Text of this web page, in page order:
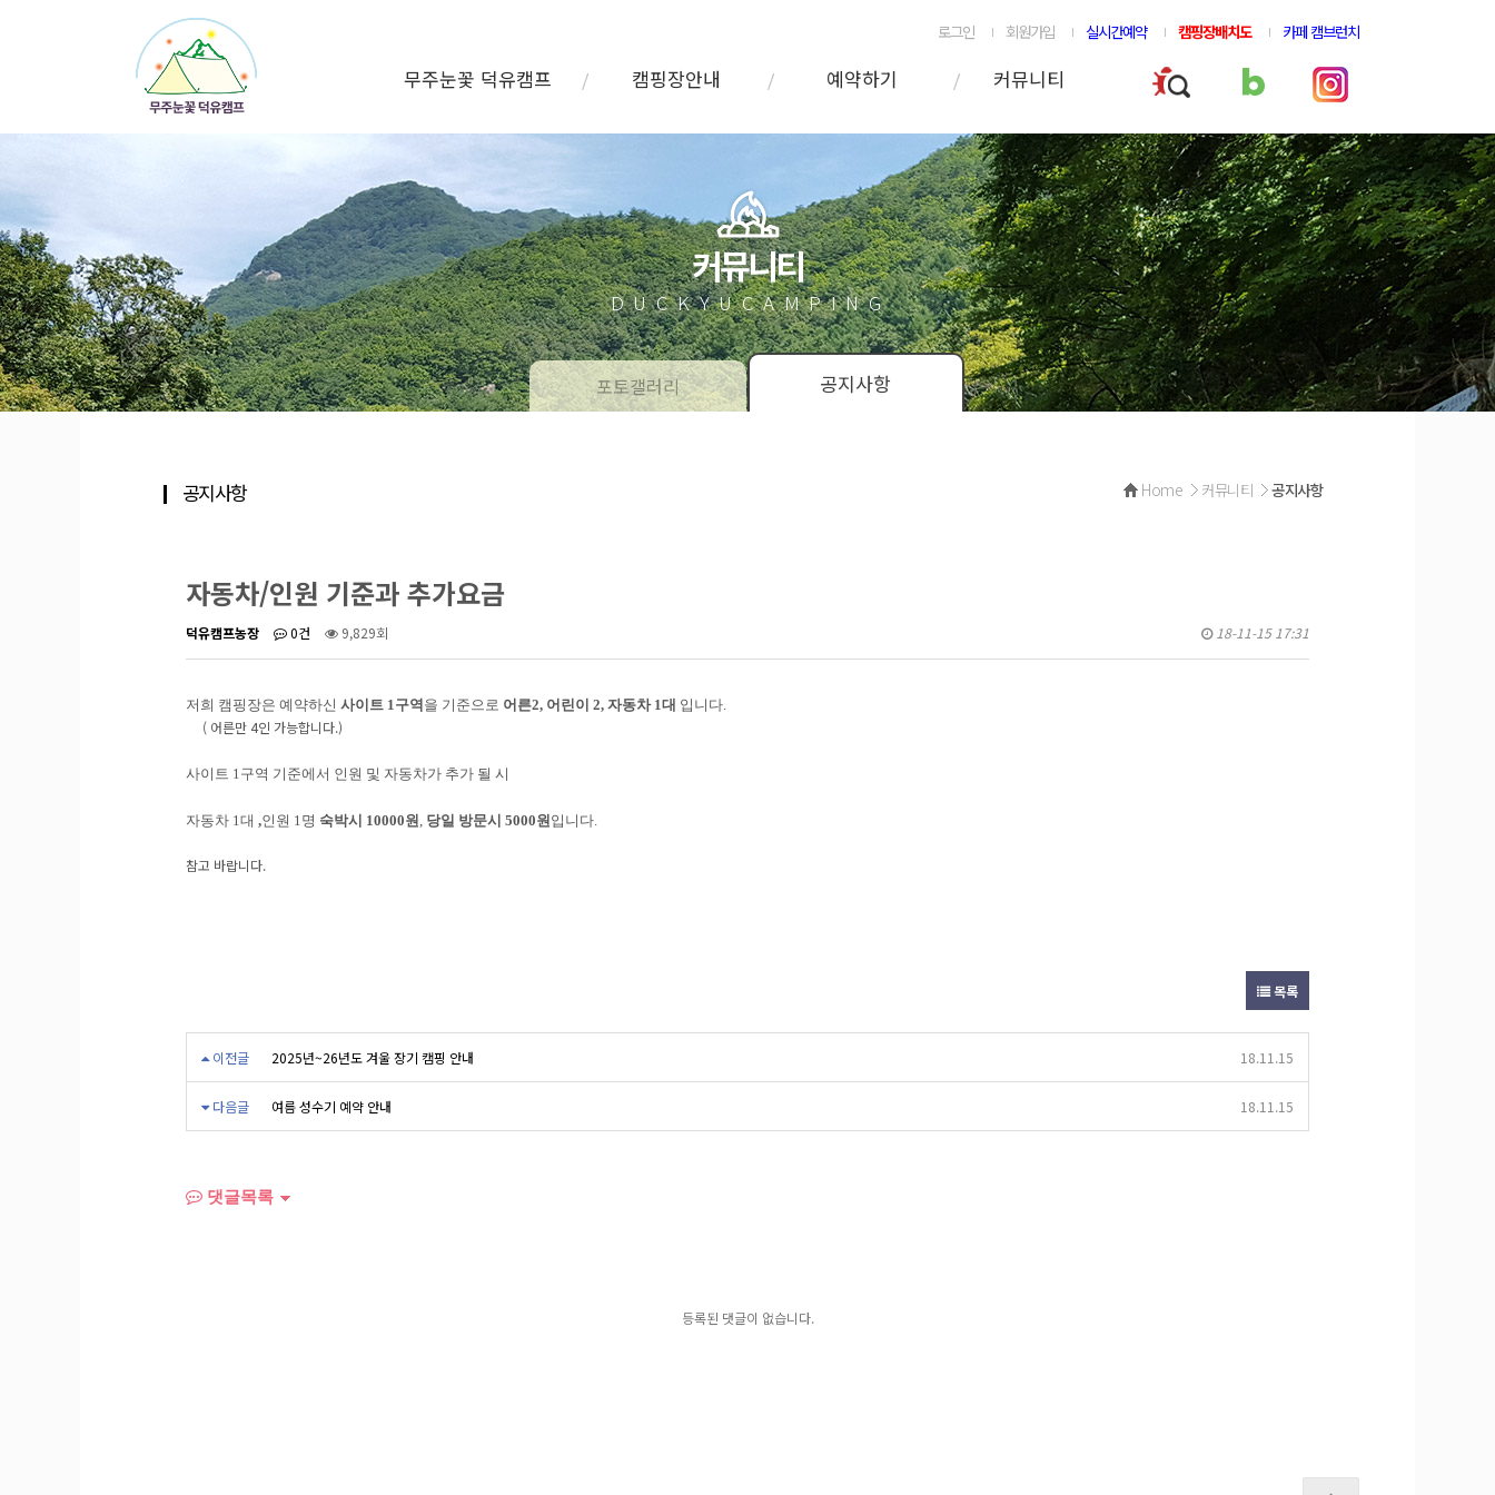
로그인 회원가입 실시간예약 캠핑장배치도 카페 캠브런치
무주눈꽃 덕유캠프 캠핑장안내 예약하기 커뮤니티
커뮤니티
DUCKYUCAMPING
포토갤러리 공지사항
공지사항 Home 커뮤니티 공지사항
자동차/인원 기준과 추가요금
덕유캠프농장 0건 9,829회 18-11-15 17:31
저희 캠핑장은 예약하신 사이트 1구역 을 기준으로 어른2, 어린이 2, 자동차 1대 입니다.
( 어른만 4인 가능합니다.)
사이트 1구역 기준에서 인원 및 자동차가 추가 될 시
자동차 1대 ,인원 1명 숙박시 10000원 , 당일 방문시 5000원 입니다.
참고 바랍니다.
목록
이전글 2025년~26년도 겨울 장기 캠핑 안내 18.11.15
다음글 여름 성수기 예약 안내 18.11.15
댓글목록
등록된 댓글이 없습니다.